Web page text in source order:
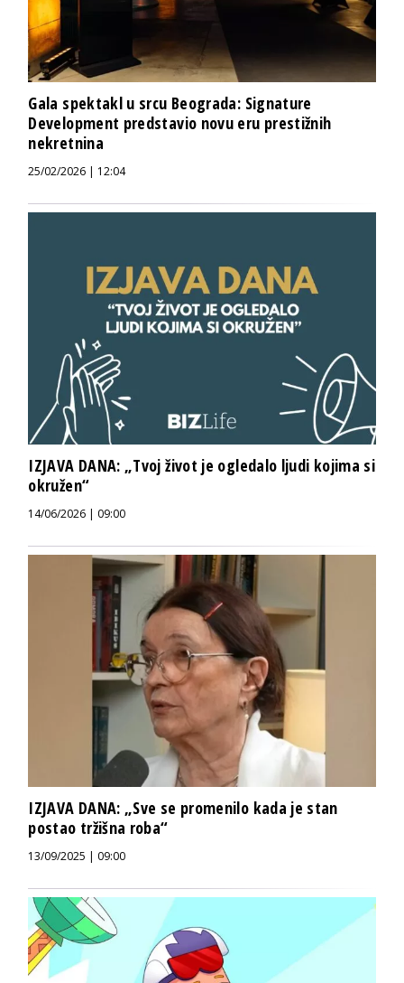
Gala spektakl u srcu Beograda: Signature
Development predstavio novu eru prestižnih
nekretnina
25/02/2026 | 12:04
IZJAVA DANA: „Tvoj život je ogledalo ljudi kojima si
okružen“
14/06/2026 | 09:00
IZJAVA DANA: „Sve se promenilo kada je stan
postao tržišna roba“
13/09/2025 | 09:00